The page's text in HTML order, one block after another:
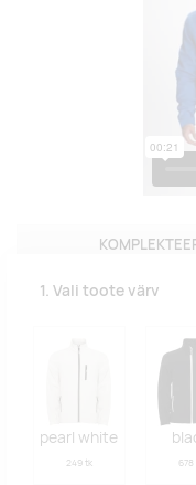
1. Vali toote värv
pearl white
249 tk